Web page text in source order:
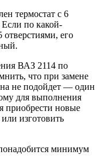
термостат с 6
по какой-
отверстиями, его
ВАЗ 2114 по
что при замене
не подойдет — один
для выполнения
приобрести новые
изготовить
минимум